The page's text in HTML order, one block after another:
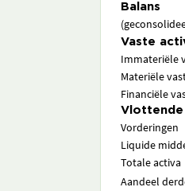
Balans
Vaste
Immateriële
Materiële
Financiële
Vlottende
Vorderingen
Liquide
Totale activa
Aandeel